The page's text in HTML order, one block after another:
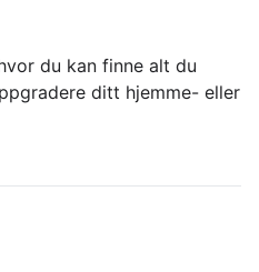
du kan finne alt du
ditt hjemme- eller